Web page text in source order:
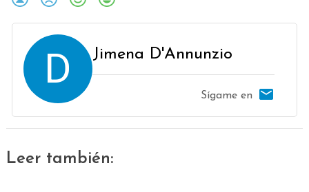
D Jimena D'Annunzio
Sígame en
Leer también: